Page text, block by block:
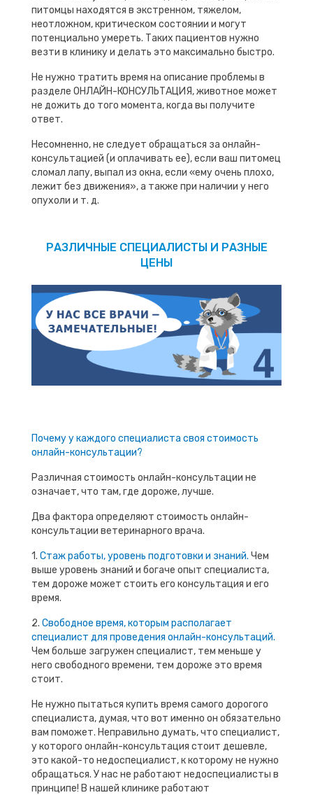
питомцы находятся в экстренном, тяжелом,
неотложном, критическом состоянии и могут
потенциально умереть. Таких пациентов нужно
везти в клинику и делать это максимально быстро.
Не нужно тратить время на описание проблемы в
разделе ОНЛАЙН-КОНСУЛЬТАЦИЯ, животное может
не дожить до того момента, когда вы получите
ответ.
Несомненно, не следует обращаться за онлайн-
консультацией (и оплачивать ее), если ваш питомец
сломал лапу, выпал из окна, если «ему очень плохо,
лежит без движения», а также при наличии у него
опухоли и т. д.
РАЗЛИЧНЫЕ СПЕЦИАЛИСТЫ И РАЗНЫЕ
ЦЕНЫ
Почему у каждого специалиста своя стоимость
онлайн-консультации?
Различная стоимость онлайн-консультации не
означает, что там, где дороже, лучше.
Два фактора определяют стоимость онлайн-
консультации ветеринарного врача.
1. Стаж работы, уровень подготовки и знаний. Чем
выше уровень знаний и богаче опыт специалиста,
тем дороже может стоить его консультация и его
время.
2. Свободное время, которым располагает
специалист для проведения онлайн-консультаций.
Чем больше загружен специалист, тем меньше у
него свободного времени, тем дороже это время
стоит.
Не нужно пытаться купить время самого дорогого
специалиста, думая, что вот именно он обязательно
вам поможет. Неправильно думать, что специалист,
у которого онлайн-консультация стоит дешевле,
это какой-то недоспециалист, к которому не нужно
обращаться. У нас не работают недоспециалисты в
принципе! В нашей клинике работают